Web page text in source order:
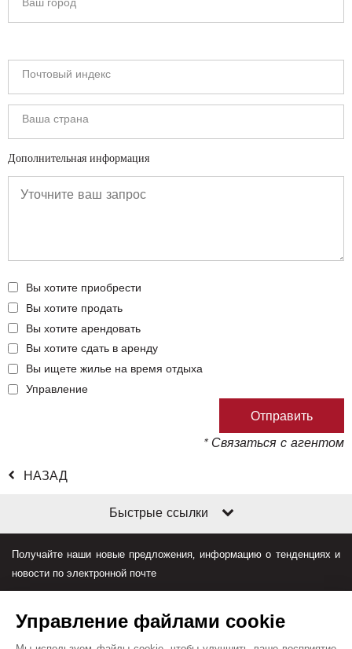
Дополнительная информация
Вы хотите приобрести
Вы хотите продать
Вы хотите арендовать
Вы хотите сдать в аренду
Вы ищете жилье на время отдыха
Управление
* Связаться с агентом
НАЗАД
Быстрые ссылки
Получайте наши новые предложения, информацию о тенденциях и
новости по электронной почте
Управление файлами cookie